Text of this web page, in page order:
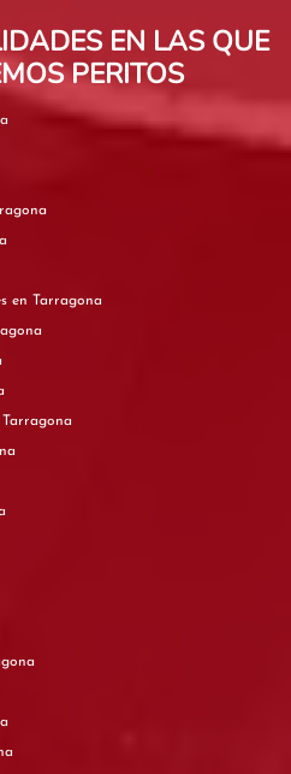
EN LAS QUE
PERITOS
en Tarragona
Perito de Instrumentos Musicales en Tarragona
en Tarragona
en Blockchain en Tarragona
Tarragona